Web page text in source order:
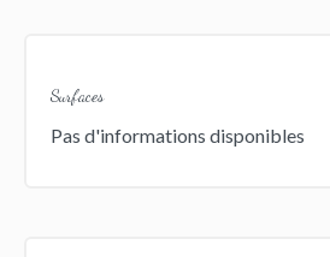
Surfaces
Pas d'informations disponibles